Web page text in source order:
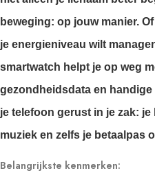
beweging: op jouw manier.
je energieniveau wilt
smartwatch helpt je op weg
gezondheidsdata en
je telefoon gerust in je zak:
muziek en zelfs je betaalpas
Belangrijkste kenmerken: